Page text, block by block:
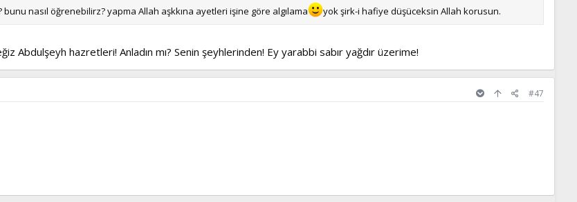
nasıl öğrenebilirz? yapma Allah aşkkına ayetleri işine göre algılama yok şirk-i hafiye düşüceksin Allah korusun.
Abdulşeyh hazretleri! Anladın mı? Senin şeyhlerinden! Ey yarabbi sabır yağdır üzerime!
#47